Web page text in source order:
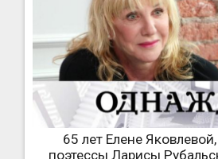
65 лет Елене
поэтессы Ларисы